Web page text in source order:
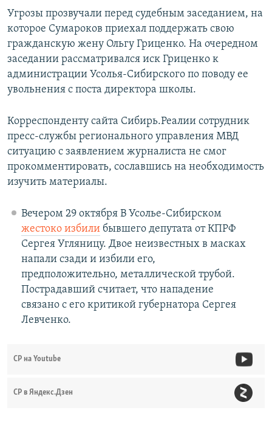
Угрозы прозвучали перед судебным заседанием, на
которое Сумароков приехал поддержать свою
гражданскую жену Ольгу Гриценко. На очередном
заседании рассматривался иск Гриценко к
администрации Усолья-Сибирского по поводу ее
увольнения с поста директора школы.
Корреспонденту сайта Сибирь.Реалии сотрудник
пресс-службы регионального управления МВД
ситуацию с заявлением журналиста не смог
прокомментировать, сославшись на необходимость
изучить материалы.
Вечером 29 октября В Усолье-Сибирском
жестоко избилибывшего депутата от КПРФ
Сергея Угляницу. Двое неизвестных в масках
напали сзади и избили его,
предположительно, металлической трубой.
Пострадавший считает, что нападение
связано с его критикой губернатора Сергея
Левченко.
СР на Youtube
СР в Яндекс.Дзен